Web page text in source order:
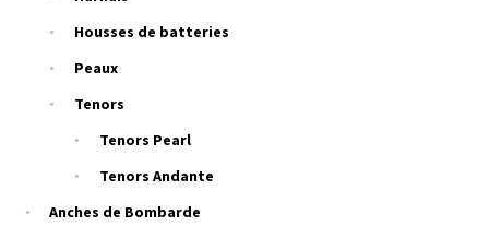
Housses de batteries
Peaux
Tenors
Tenors Pearl
Tenors Andante
Anches de Bombarde